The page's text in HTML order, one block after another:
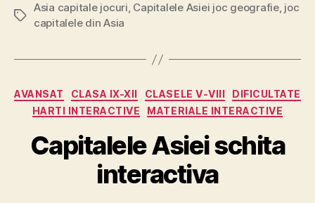
Etichete
Asia capitale jocuri, Capitalele Asiei joc geografie, joc
capitalele din Asia
Categorii
AVANSAT CLASA IX-XII CLASELE V-VIII
DIFICULTATE
HARTI INTERACTIVE
MATERIALE INTERACTIVE
Capitalele Asiei schita
interactiva